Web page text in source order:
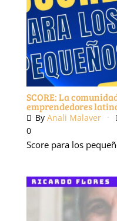
SCORE: La
emprendedores
By Anali Malaver
0
Score para los